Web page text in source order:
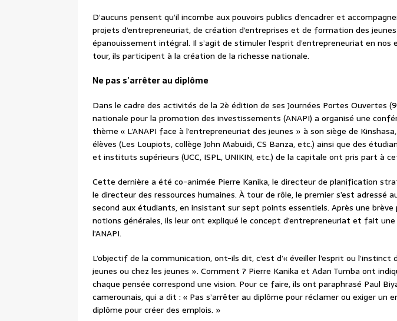
D’aucuns pensent qu’il incombe aux pouvoirs publics d’encadrer et
projets d’entrepreneuriat, de création d’entreprises et de formation des
épanouissement intégral. Il s’agit de stimuler l’esprit d’entrepreneuriat en nos
tour, ils participent à la création de la richesse nationale.
Ne pas s’arrêter au diplôme
Dans le cadre des activités de la 2è édition de ses Journées Portes Ouvertes (9-
nationale pour la promotion des investissements (ANAPI) a organisé une
thème « L’ANAPI face à l’entrepreneuriat des jeunes » à son siège de
élèves (Les Loupiots, collège John Mabuidi, CS Banza, etc.) ainsi que des
et instituts supérieurs (UCC, ISPL, UNIKIN, etc.) de la capitale ont pris part à
Cette dernière a été co-animée Pierre Kanika, le directeur de planification
le directeur des ressources humaines. À tour de rôle, le premier s’est adressé
second aux étudiants, en insistant sur sept points essentiels. Après une
notions générales, ils leur ont expliqué le concept d’entrepreneuriat et fait
l’ANAPI.
L’objectif de la communication, ont-ils dit, c’est d’« éveiller l’esprit ou l’instinct
jeunes ou chez les jeunes ». Comment ? Pierre Kanika et Adan Tumba ont
chaque pensée correspond une vision. Pour ce faire, ils ont paraphrasé Paul
camerounais, qui a dit : « Pas s’arrêter au diplôme pour réclamer ou exiger un
diplôme pour créer des emplois. »